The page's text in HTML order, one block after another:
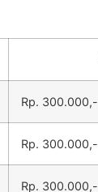
Rp. 300.000,-
Rp. 300.000,-
Rp. 300.000,-